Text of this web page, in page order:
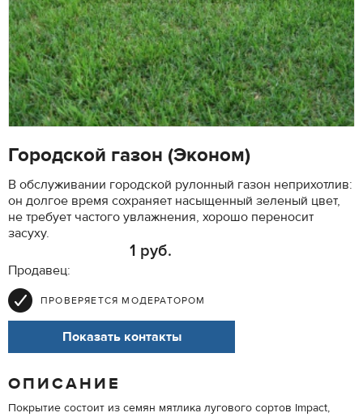
Городской газон (Эконом)
В обслуживании городской рулонный газон неприхотлив:
он долгое время сохраняет насыщенный зеленый цвет,
не требует частого увлажнения, хорошо переносит
засуху.
1 руб.
Продавец:
ПРОВЕРЯЕТСЯ МОДЕРАТОРОМ
Показать контакты
ОПИСАНИЕ
Покрытие состоит из семян мятлика лугового сортов Impact,